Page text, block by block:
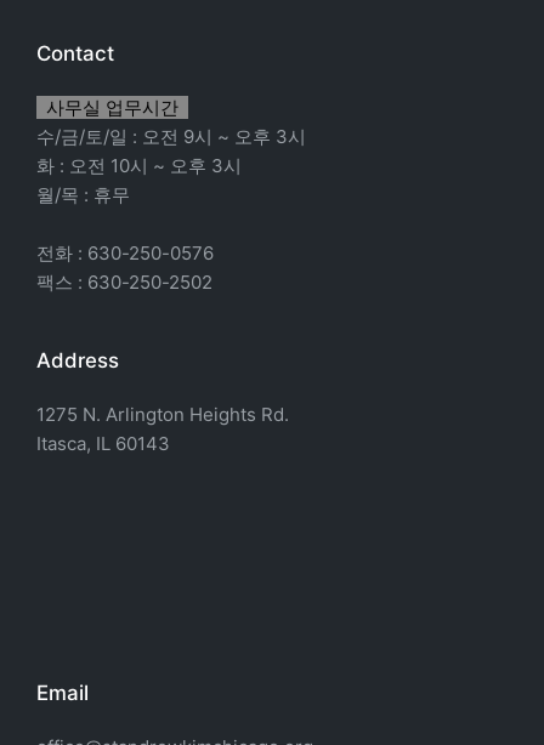
Contact
사무실 업무시간
수/금/토/일 : 오전 9시 ~ 오후 3시
화 : 오전 10시 ~ 오후 3시
월/목 : 휴무
전화 : 630-250-0576
팩스 : 630-250-2502
Address
1275 N. Arlington Heights Rd.
Itasca, IL 60143
Email